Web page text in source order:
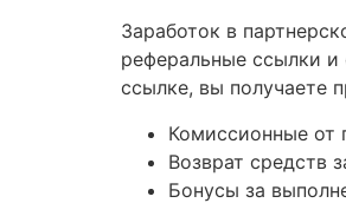
Заработок в
реферальные ссылки
ссылке, вы получаете
Комиссионные от
Возврат средств
Бонусы за